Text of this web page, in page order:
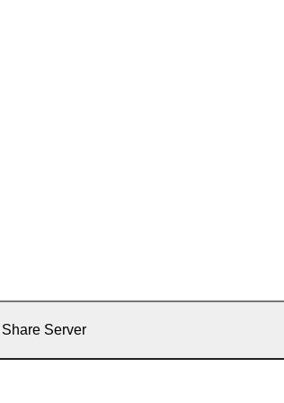
Share Server